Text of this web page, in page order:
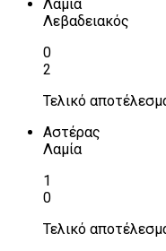
Λαμία
Λεβαδειακός
0
2
Τελικό
Αστέρας
Λαμία
1
0
Τελικό